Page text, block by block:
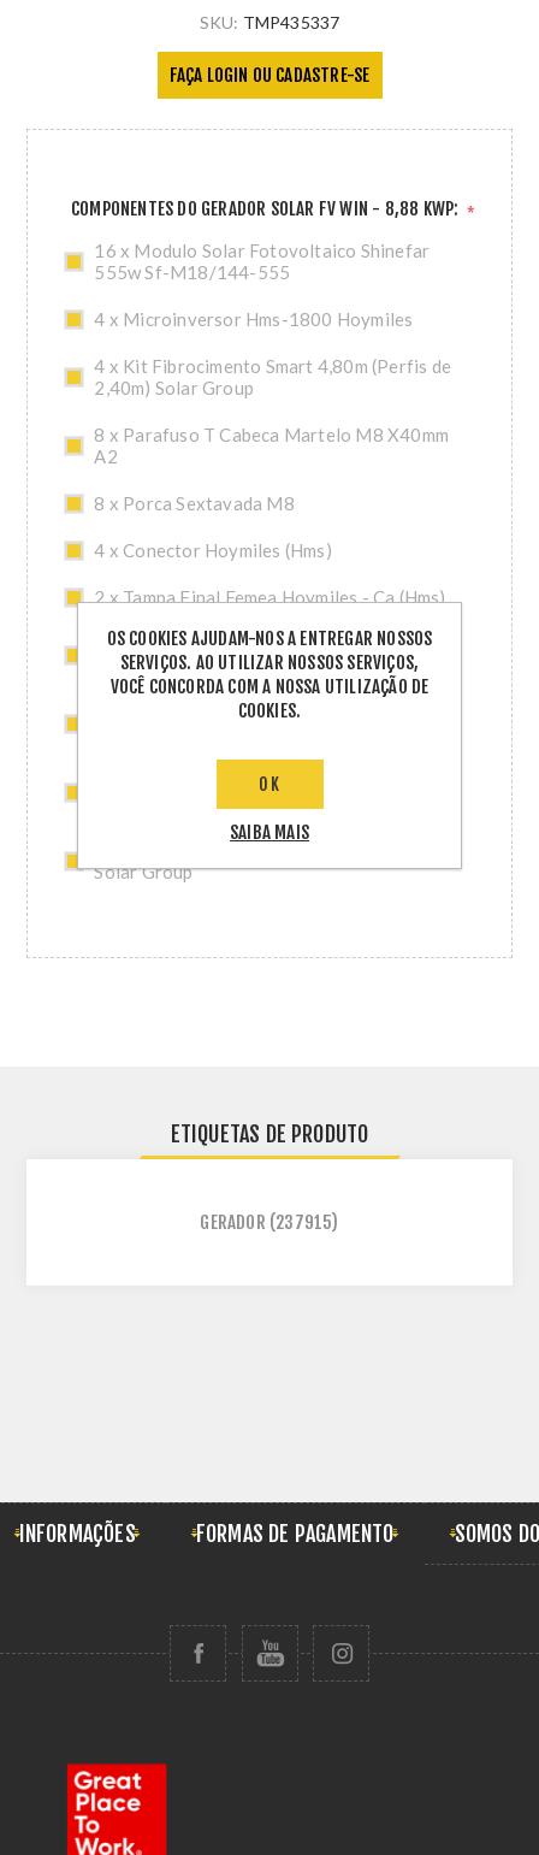
SKU: TMP435337
FAÇA LOGIN OU CADASTRE-SE
COMPONENTES DO GERADOR SOLAR FV WIN - 8,88 KWP: *
16 x Modulo Solar Fotovoltaico Shinefar
555w Sf-M18/144-555
4 x Microinversor Hms-1800 Hoymiles
4 x Kit Fibrocimento Smart 4,80m (Perfis de
2,40m) Solar Group
8 x Parafuso T Cabeca Martelo M8 X40mm
A2
8 x Porca Sextavada M8
4 x Conector Hoymiles (Hms)
2 x Tampa Final Femea Hoymiles - Ca (Hms)
3 x Ferramenta de Desconexao Da Porta Do
Conector Hoymiles (Hms)
3 x Ferramenta de Desbloqueio Do Conector
1 x Dtu-Lite S(Wifi)- Sistema de
Solar Group
ETIQUETAS DE PRODUTO
GERADOR (237915)
INFORMAÇÕES FORMAS DE PAGAMENTO SOMOS
OS COOKIES AJUDAM-NOS A ENTREGAR NOSSOS
SERVIÇOS. AO UTILIZAR NOSSOS SERVIÇOS,
VOCÊ CONCORDA COM A NOSSA UTILIZAÇÃO DE
COOKIES.
OK
SAIBA MAIS